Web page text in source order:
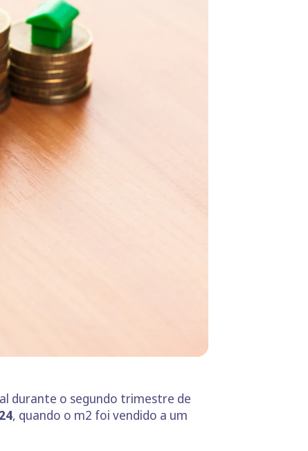
durante o segundo trimestre de
, quando o m2 foi vendido a um